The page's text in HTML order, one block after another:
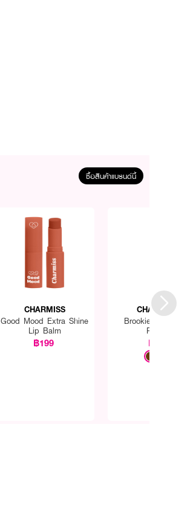
ซื้อสินค้าแบรนด์นี้
CHARMISS
Good Mood Extra Shine
Lip Balm
฿199
CHARMISS
Brookie Brow Slim
Pencil
฿99